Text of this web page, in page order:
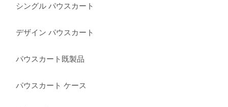
シングル パウスカート
デザイン パウスカート
パウスカート既製品
パウスカート ケース